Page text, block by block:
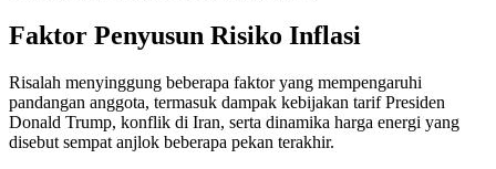
Faktor Penyusun Risiko Inflasi
Risalah menyinggung beberapa faktor yang mempengaruhi
pandangan anggota, termasuk dampak kebijakan tarif Presiden
Donald Trump, konflik di Iran, serta dinamika harga energi yang
disebut sempat anjlok beberapa pekan terakhir.